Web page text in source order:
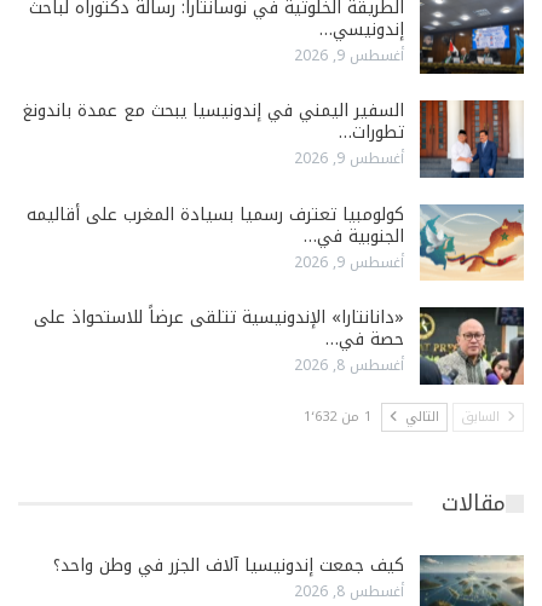
الطريقة الخلوتية في نوسانتارا: رسالة دكتوراه لباحث
إندونيسي…
أغسطس 9, 2026
السفير اليمني في إندونيسيا يبحث مع عمدة باندونغ
تطورات…
أغسطس 9, 2026
كولومبيا تعترف رسميا بسيادة المغرب على أقاليمه
الجنوبية في…
أغسطس 9, 2026
«دانانتارا» الإندونيسية تتلقى عرضاً للاستحواذ على
حصة في…
أغسطس 8, 2026
السابق التالي 1 من 1٬632
مقالات
كيف جمعت إندونيسيا آلاف الجزر في وطن واحد؟
أغسطس 8, 2026